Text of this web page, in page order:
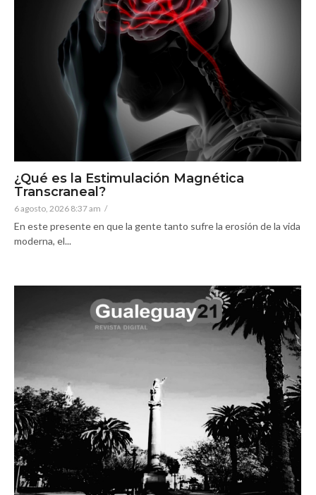
¿Qué es la Estimulación Magnética
Transcraneal?
6 agosto, 2026 8:37 am /
En este presente en que la gente tanto sufre la erosión de la vida
moderna, el...